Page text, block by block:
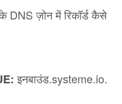
DNS ज़ोन में रिकॉर्ड कैसे
इनबाउंड.systeme.io.